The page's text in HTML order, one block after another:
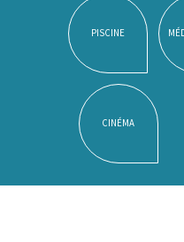
PISCINE
CINÉMA